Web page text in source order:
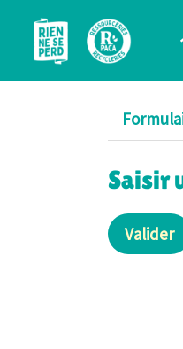
Aller au contenu
Saisir
Valider